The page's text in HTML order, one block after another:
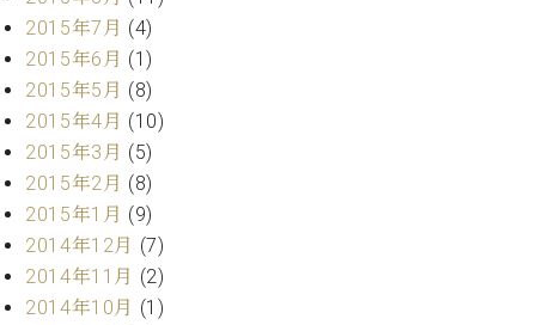
ュ
タ
イ
ン
デ
ジ
タ
ル)
ベ
ン
情
報
八
王
子
工
ブ
ロ
2015年7月 (4)
2015年6月 (1)
2015年5月 (8)
2015年4月 (10)
2015年3月 (5)
2015年2月 (8)
2015年1月 (9)
2014年12月 (7)
2014年11月 (2)
2014年10月 (1)